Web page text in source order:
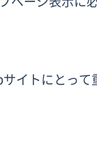
イトにとって